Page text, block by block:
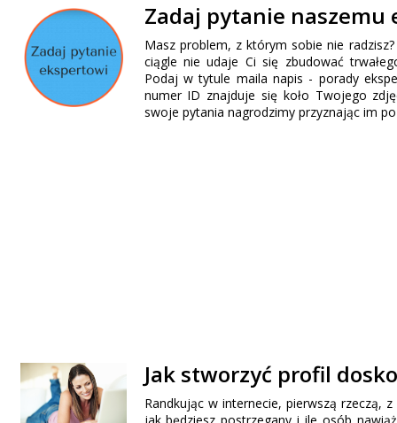
Zadaj pytanie
Masz problem, z którym sobie nie
ciągle nie udaje Ci się zbudować
Podaj w tytule maila napis - porady
numer ID znajduje się koło Twojego
swoje pytania nagrodzimy przyznając im
Jak stworzyć profil
Randkując w internecie, pierwszą